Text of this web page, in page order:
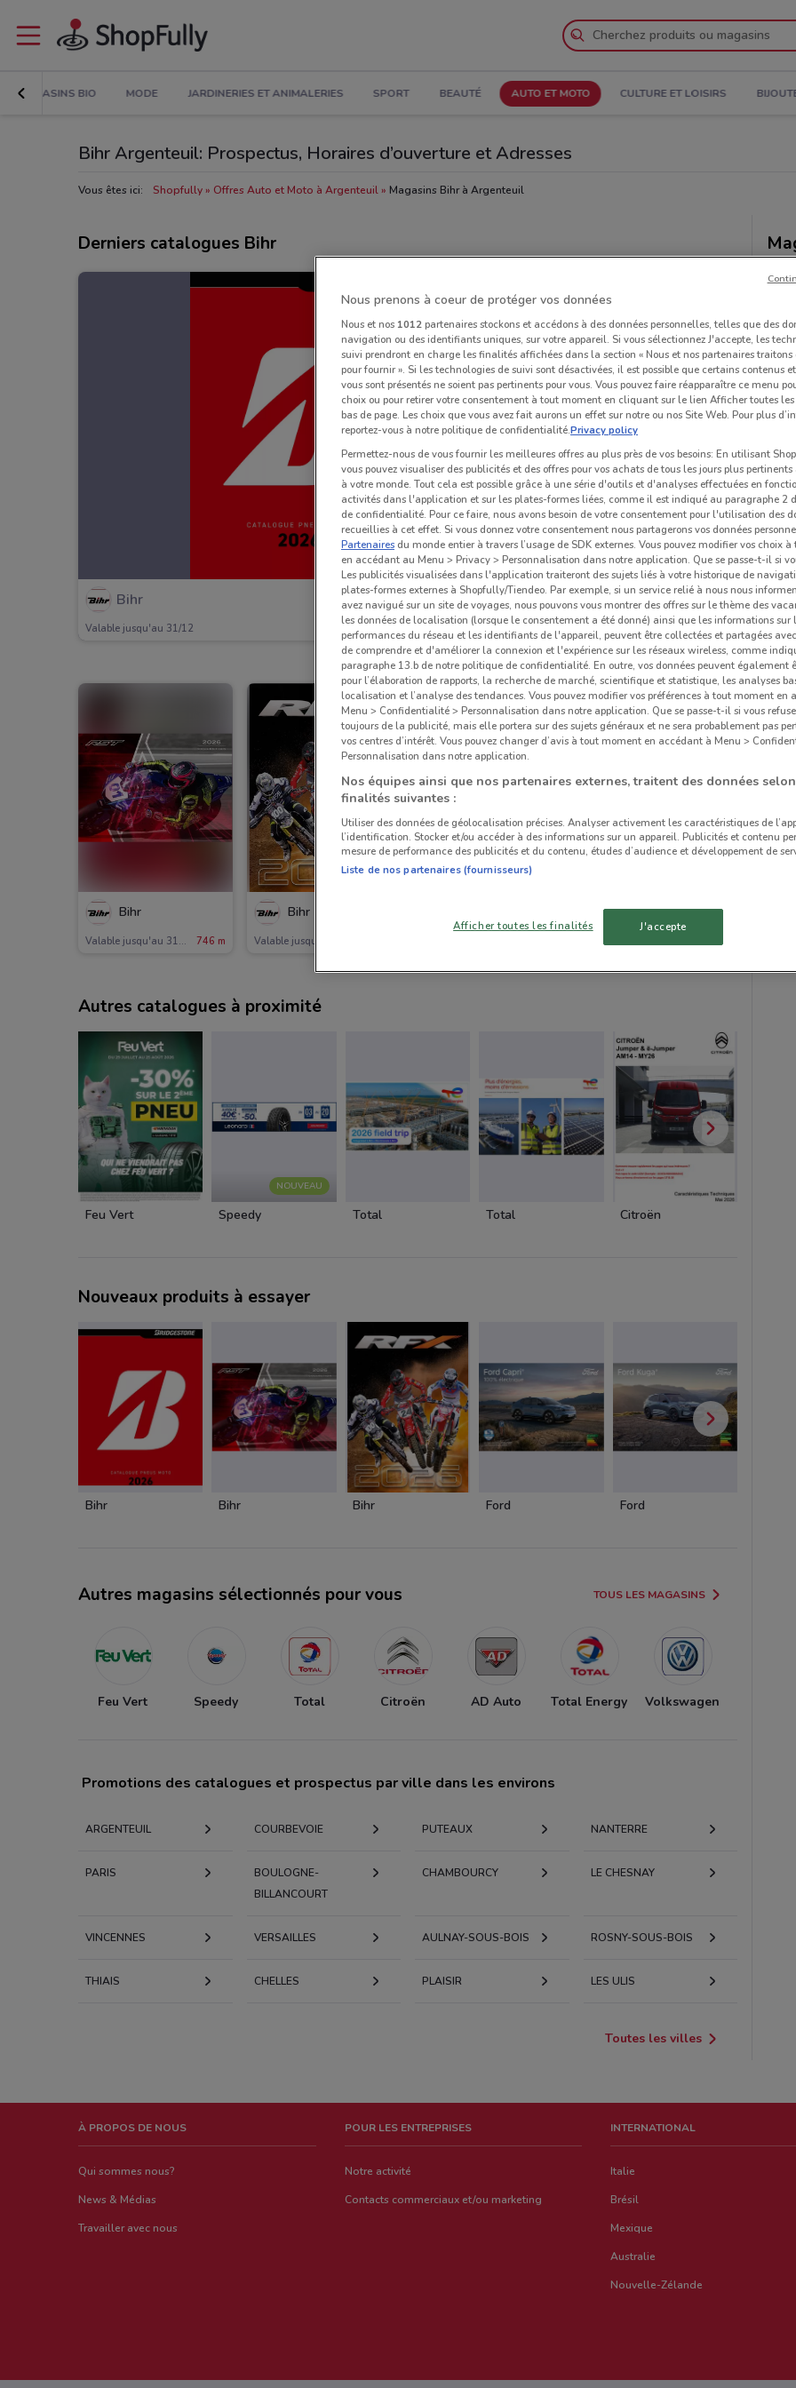
MAGASINS BIO MODE JARDINERIES ET ANIMALERIES SPORT BEAUTÉ AUTO ET MOTO CULTURE ET LOISIRS
Bihr Argenteuil: Prospectus, Horaires d’ouverture et Adresses
Vous êtes ici: Shopfully Offres Auto et Moto à Argenteuil Magasins Bihr à Argenteuil
Derniers catalogues Bihr
Bihr
Valable jusqu'au 31/12 746 m
Bihr
Valable jusqu'au 31/12 746 m
Bihr
Autres catalogues à proximité
Feu Vert
NOUVEAU
Speedy Total Total Citroën
Nouveaux produits à essayer
Bihr Bihr Bihr Ford Ford
Autres magasins sélectionnés pour vous TOUS LES MAGASINS
Feu Vert Speedy Total Citroën AD Auto Total Energy Volkswagen
Promotions des catalogues et prospectus par ville dans les environs
ARGENTEUIL COURBEVOIE PUTEAUX NANTERRE
PARIS
BOULOGNE-
BILLANCOURT
CHAMBOURCY LE CHESNAY
VINCENNES VERSAILLES AULNAY-SOUS-BOIS ROSNY-SOUS-BOIS
THIAIS CHELLES PLAISIR LES ULIS
Toutes les villes
À PROPOS DE NOUS
Qui sommes nous?
News & Médias
Travailler avec nous
POUR LES ENTREPRISES
Notre activité
Contacts commerciaux et/ou marketing
INTERNATIONAL
Italie
Brésil
Mexique
Australie
Nouvelle-Zélande
Nous prenons à coeur de protéger vos données
Nous et nos 1012partenaires stockons et accédons à des données personnelles, telles que des
navigation ou des identifiants uniques, sur votre appareil. Si vous sélectionnez J'accepte, les
suivi prendront en charge les finalités affichées dans la section « Nous et nos partenaires traitons
pour fournir ». Si les technologies de suivi sont désactivées, il est possible que certains contenus
vous sont présentés ne soient pas pertinents pour vous. Vous pouvez faire réapparaître ce menu
choix ou pour retirer votre consentement à tout moment en cliquant sur le lien Afficher toutes
bas de page. Les choix que vous avez fait aurons un effet sur notre ou nos Site Web. Pour plus
reportez-vous à notre politique de confidentialité.Privacy policy
Permettez-nous de vous fournir les meilleures offres au plus près de vos besoins: En utilisant
vous pouvez visualiser des publicités et des offres pour vos achats de tous les jours plus pertinents
à votre monde. Tout cela est possible grâce à une série d'outils et d'analyses effectuées en
activités dans l'application et sur les plates-formes liées, comme il est indiqué au paragraphe 2
de confidentialité. Pour ce faire, nous avons besoin de votre consentement pour l'utilisation des
recueillies à cet effet. Si vous donnez votre consentement nous partagerons vos données
Partenaires du monde entier à travers l’usage de SDK externes. Vous pouvez modifier vos choix
en accédant au Menu > Privacy > Personnalisation dans notre application. Que se passe-t-il si
Les publicités visualisées dans l'application traiteront des sujets liés à votre historique de
plates-formes externes à Shopfully/Tiendeo. Par exemple, si un service relié à nous nous
avez navigué sur un site de voyages, nous pouvons vous montrer des offres sur le thème des
les données de localisation (lorsque le consentement a été donné) ainsi que les informations sur
performances du réseau et les identifiants de l'appareil, peuvent être collectées et partagées
de comprendre et d'améliorer la connexion et l'expérience sur les réseaux wireless, comme
paragraphe 13.b de notre politique de confidentialité. En outre, vos données peuvent également
pour l’élaboration de rapports, la recherche de marché, scientifique et statistique, les analyses
localisation et l’analyse des tendances. Vous pouvez modifier vos préférences à tout moment en
Menu > Confidentialité > Personnalisation dans notre application. Que se passe-t-il si vous
toujours de la publicité, mais elle portera sur des sujets généraux et ne sera probablement pas
vos centres d’intérêt. Vous pouvez changer d’avis à tout moment en accédant à Menu >
Personnalisation dans notre application.
Nos équipes ainsi que nos partenaires externes, traitent des données
finalités suivantes :
Utiliser des données de géolocalisation précises. Analyser activement les caractéristiques de
l’identification. Stocker et/ou accéder à des informations sur un appareil. Publicités et contenu
mesure de performance des publicités et du contenu, études d’audience et développement de
Liste de nos partenaires (fournisseurs)
Afficher toutes les finalités J'accepte